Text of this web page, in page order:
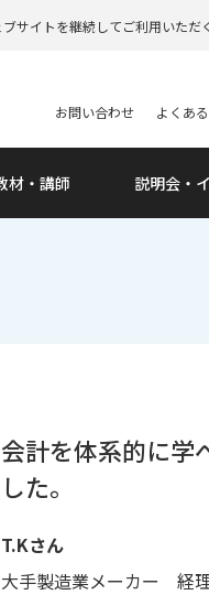
サイトを継続してご利用いただ
材・講師 説明会・
お問い合わせ よくあ
会計を体系的に学
した。
T.Kさん
大手製造業メーカー 経